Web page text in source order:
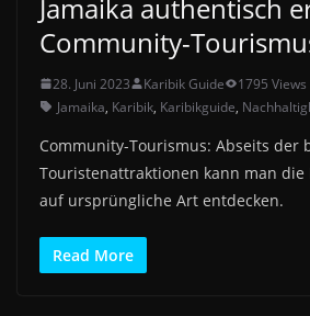
Jamaika authentisch
Community-
28. Juni 2023 Karibik Guide
1795 Views
Jamaika, Karibik, Karibikguide,
Community-Tourismus: Abseits der
Touristenattraktionen kann man die
auf ursprüngliche Art entdecken.
Read More